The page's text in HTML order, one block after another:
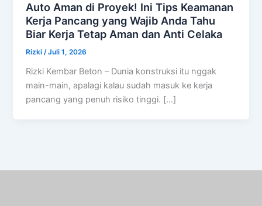
Auto Aman di Proyek! Ini Tips Keamanan
Kerja Pancang yang Wajib Anda Tahu
Biar Kerja Tetap Aman dan Anti Celaka
Rizki/Juli 1, 2026
Rizki Kembar Beton – Dunia konstruksi itu nggak
main-main, apalagi kalau sudah masuk ke kerja
pancang yang penuh risiko tinggi. […]